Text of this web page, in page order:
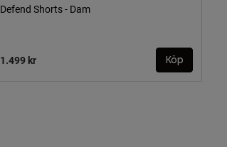
Defend Shorts - Dam
1.499 kr Köp